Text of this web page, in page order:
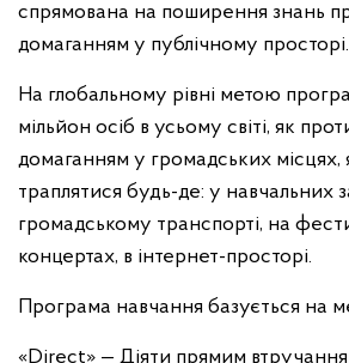
спрямована на поширення знань
домаганням у публічному просторі.
На глобальному рівні метою
мільйон осіб в усьому світі, як
домаганням у громадських місцях,
траплятися будь-де: у навчальних
громадському транспорті, на
концертах, в інтернет-просторі.
Програма навчання базується на
«Direct» — Діяти прямим